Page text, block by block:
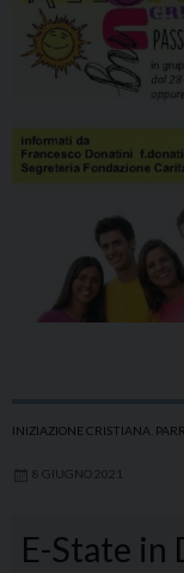
INIZIAZIONE CRISTIANA
8 GIUGNO 2021
E-State in